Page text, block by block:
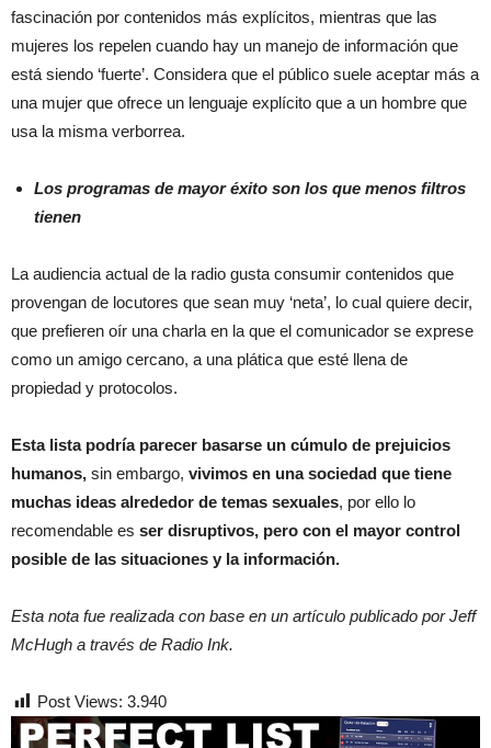
fascinación por contenidos más explícitos, mientras que las
mujeres los repelen cuando hay un manejo de información que
está siendo ‘fuerte’. Considera que el público suele aceptar más a
una mujer que ofrece un lenguaje explícito que a un hombre que
usa la misma verborrea.
Los programas de mayor éxito son los que menos filtros
tienen
La audiencia actual de la radio gusta consumir contenidos que
provengan de locutores que sean muy ‘neta’, lo cual quiere decir,
que prefieren oír una charla en la que el comunicador se exprese
como un amigo cercano, a una plática que esté llena de
propiedad y protocolos.
Esta lista podría parecer basarse un cúmulo de prejuicios
humanos, sin embargo, vivimos en una sociedad que tiene
muchas ideas alrededor de temas sexuales, por ello lo
recomendable es ser disruptivos, pero con el mayor control
posible de las situaciones y la información.
Esta nota fue realizada con base en un artículo publicado por Jeff
McHugh a través de Radio Ink.
Post Views: 3.940